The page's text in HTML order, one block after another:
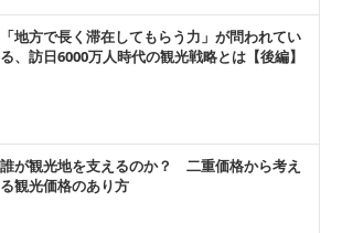
「地方で長く滞在してもらう力」が問われてい
る、訪日6000万人時代の観光戦略とは【後編】
誰が観光地を支えるのか？ 二重価格から考え
る観光価格のあり方